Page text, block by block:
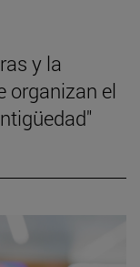
y la
organizan el